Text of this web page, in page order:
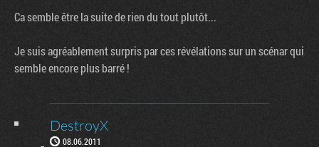
Ca semble être la suite de rien du tout plutôt...
Je suis agréablement surpris par ces révélations sur un scénar qui
semble encore plus barré !
DestroyX
08.06.2011